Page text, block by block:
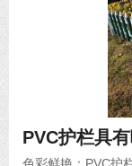
PVC护栏具